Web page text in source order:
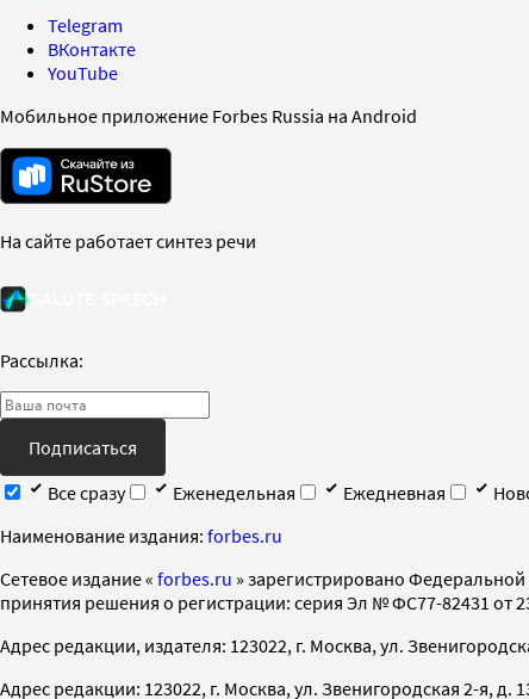
Telegram
ВКонтакте
YouTube
Мобильное приложение Forbes Russia на Android
На сайте работает синтез речи
Рассылка:
Подписаться
Все сразу
Еженедельная Ежедневная
Наименование издания: forbes.ru
Cетевое издание « forbes.ru » зарегистрировано
принятия решения о регистрации: серия Эл № ФС77-82431 от
Адрес редакции, издателя: 123022, г. Москва, ул.
Адрес редакции: 123022, г. Москва, ул. Звенигородская 2-я, д.